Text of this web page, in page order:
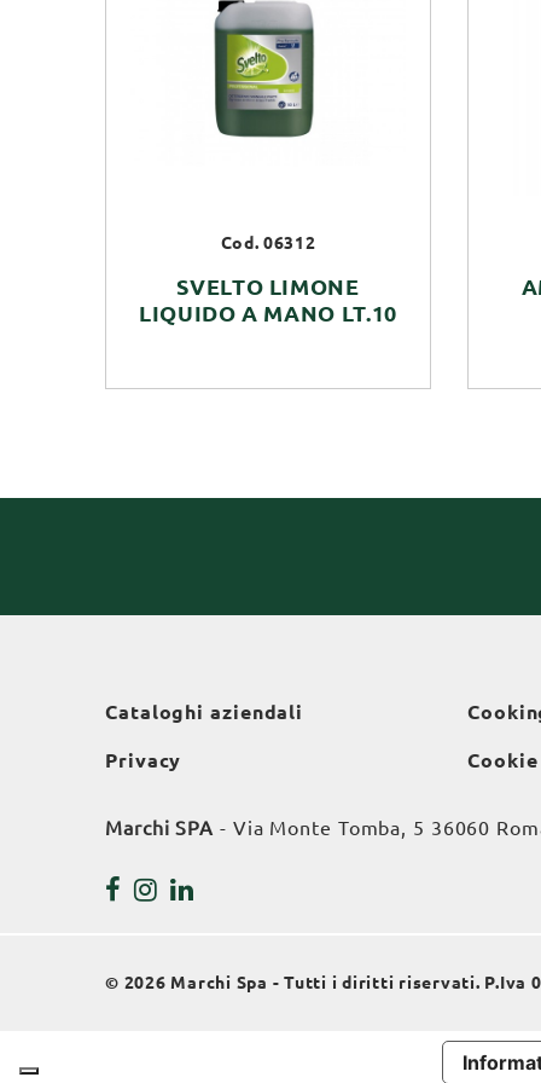
Cod. 06312
SVELTO LIMONE
LIQUIDO A MANO LT.10
Cataloghi aziendali
Privacy
Marchi SPA - Via Monte Tomba, 5 36060
© 2026 Marchi Spa - Tutti i diritti riservati. P.Iva